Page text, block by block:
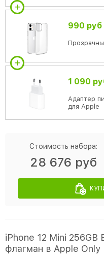
990 руб
1 090
Адаптер
для Apple
Стоимость набора:
28 676 руб
iPhone 12 Mini 256GB
флагман в Apple Only